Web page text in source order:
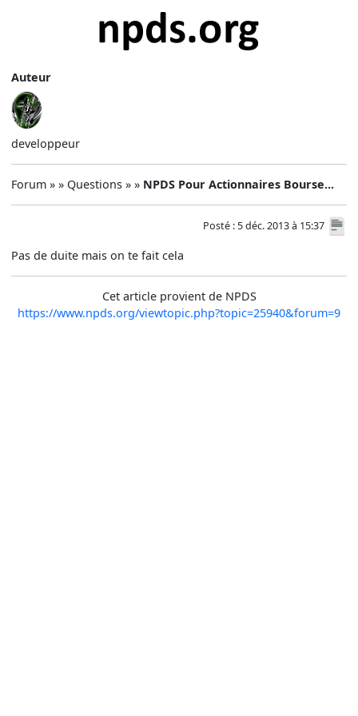
Auteur
developpeur
Forum » » Questions » » NPDS Pour Actionnaires Bourse...
Posté : 5 déc. 2013 à 15:37
Pas de duite mais on te fait cela
Cet article provient de NPDS
https://www.npds.org/viewtopic.php?topic=25940&forum=9